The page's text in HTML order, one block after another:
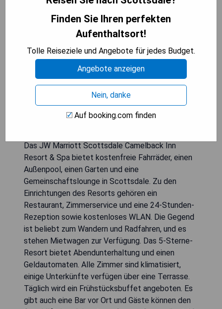
Das JW Marriott Scottsdale Camelback Inn
Resort & Spa bietet kostenfreie Fahrräder, einen
Außenpool, einen Garten und eine
Gemeinschaftslounge in Scottsdale. Zu den
Einrichtungen des Resorts gehören ein
Restaurant, Zimmerservice und eine 24-Stunden-
Rezeption sowie kostenloses WLAN. Die Gegend
ist beliebt zum Wandern und Radfahren, und es
stehen Mietwagen zur Verfügung. Das 5-Sterne-
Resort bietet Abendunterhaltung und einen
Geldautomaten. Alle Zimmer sind klimatisiert,
einige Unterkünfte verfügen über eine Terrasse.
Täglich wird ein Frühstücksbuffet angeboten. Es
gibt auch eine Bar vor Ort und Gäste können den
Finden Sie Ihren perfekten
Aufenthaltsort!
Tolle Reiseziele und Angebote für jedes Budget.
Angebote anzeigen
Nein, danke
Auf booking.com finden